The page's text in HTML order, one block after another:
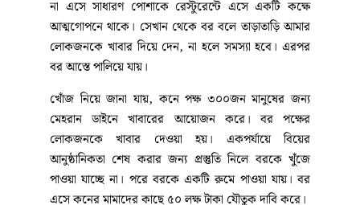
কনের মামা মো. হিরণ অভিযোগ করে বলেন,গত শুক্রবার ৯
মে আমার ভাগ্নির বিয়ের এনগেজমেন্ট হয় পাশ্ববর্তী ফেনীর
দাগনভূঞা উপজেলার বাসিন্দা ইকবাল হোসেনের সাথে।
বাড়িতে গায়ে হলুদের অনুষ্ঠানে যোগ দেয়। পরের দিন
শুক্রবার ১১ লক্ষ এক টাকা দেনমোহরে বিয়ের দিন ধার্য ছিল।
কিন্ত বিয়ের দিন দুপুর ১২টার দিকে বর ফোন করে জানায়
তিনি আসবেন না।
কনে পক্ষ না আসার কারণ জানতে চায়। ওই সময় বর ৫০ লক্ষ